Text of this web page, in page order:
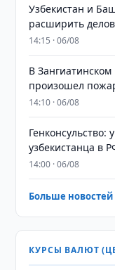
Узбекистан и
расширить
14:15 · 06/08
В
произошел
14:10 · 06/08
Генконсульство:
узбекистанца в
14:00 · 06/08
Больше
КУРСЫ ВАЛЮТ